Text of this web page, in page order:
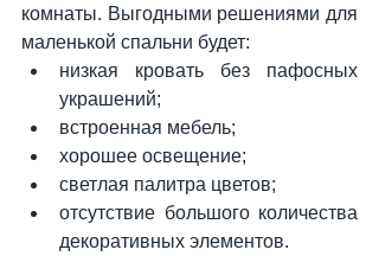
комнаты. Выгодными решениями для
маленькой спальни будет:
низкая кровать без пафосных
украшений;
встроенная мебель;
хорошее освещение;
светлая палитра цветов;
отсутствие большого количества
декоративных элементов.